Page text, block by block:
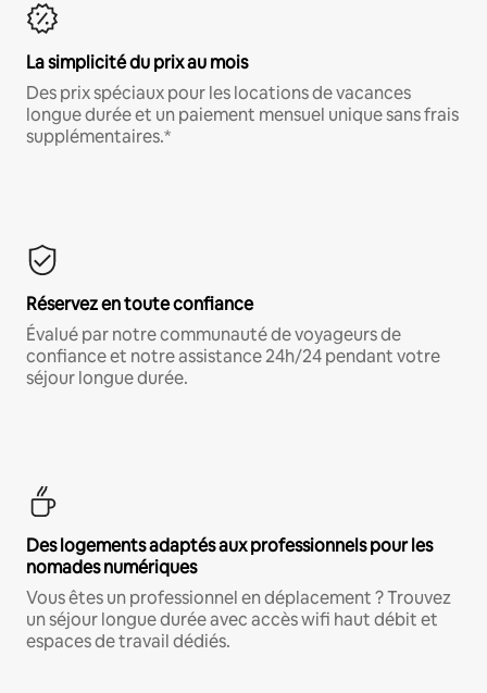
La simplicité du prix au mois
Des prix spéciaux pour les locations de vacances
longue durée et un paiement mensuel unique sans frais
supplémentaires.*
Réservez en toute confiance
Évalué par notre communauté de voyageurs de
confiance et notre assistance 24h/24 pendant votre
séjour longue durée.
Des logements adaptés aux professionnels pour les
nomades numériques
Vous êtes un professionnel en déplacement ? Trouvez
un séjour longue durée avec accès wifi haut débit et
espaces de travail dédiés.